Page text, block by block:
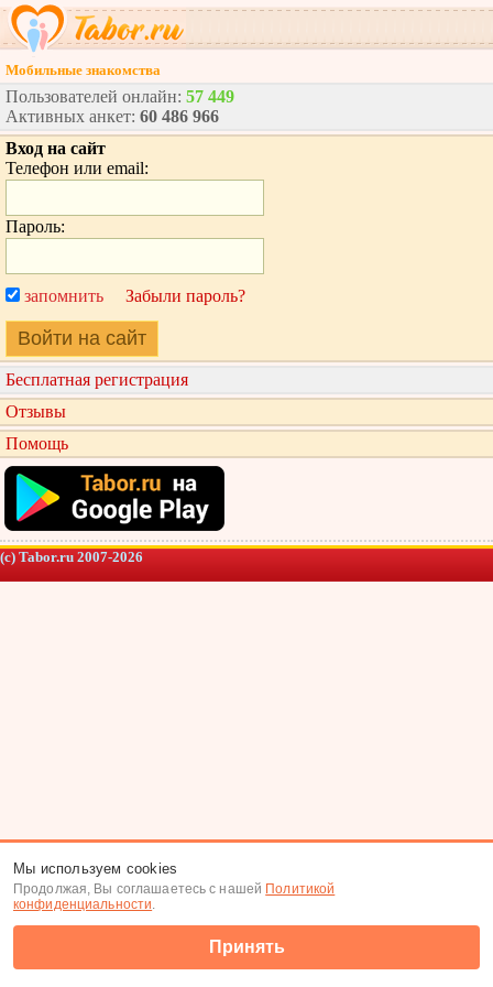
Мобильные знакомства
Пользователей онлайн: 57 449
Активных анкет: 60 486 966
Вход на сайт
Телефон или email:
Пароль:
запомнить Забыли пароль?
Войти на сайт
Бесплатная регистрация
Отзывы
Помощь
(c) Tabor.ru 2007-2026
Мы используем cookies
Продолжая, Вы соглашаетесь с нашей Политикой
конфиденциальности.
Принять